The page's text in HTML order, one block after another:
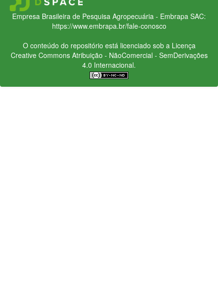
Empresa Brasileira de Pesquisa Agropecuária - Embrapa SAC:
https://www.embrapa.br/fale-conosco
O conteúdo do repositório está licenciado sob a Licença
Creative CommonsAtribuição - NãoComercial - SemDerivações
4.0 Internacional.